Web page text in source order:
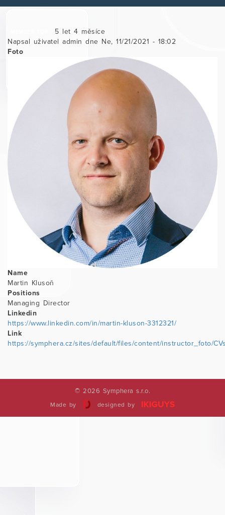
5 let 4 měsíce
Napsal uživatel admin dne Ne, 11/21/2021 - 18:02
Foto
Name
Martin Klusoň
Positions
Managing Director
Linkedin
https://www.linkedin.com/in/martin-kluson-3312321/
Link
https://symphera.cz/sites/default/files/content/instructor_foto/
© 2026 Symphera s.r.o.
Made by designed by